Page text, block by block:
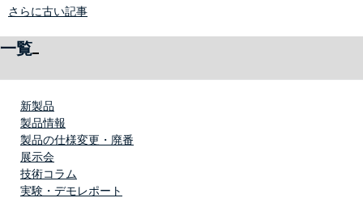
さらに古い記事
一覧
新製品
製品情報
製品の仕様変更・廃番
展示会
技術コラム
実験・デモレポート